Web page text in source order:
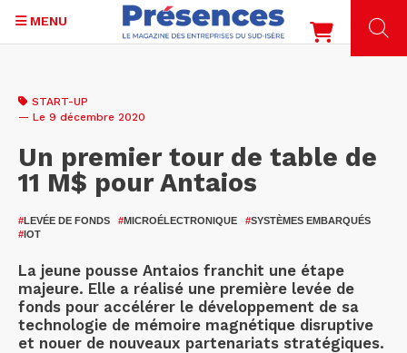
contenu
MENU
START-UP
— Le 9 décembre 2020
Un premier tour de table de
11 M$ pour Antaios
#LEVÉE DE FONDS #MICROÉLECTRONIQUE #SYSTÈMES EMBARQUÉS
#IOT
La jeune pousse Antaios franchit une étape
majeure. Elle a réalisé une première levée de
fonds pour accélérer le développement de sa
technologie de mémoire magnétique disruptive
et nouer de nouveaux partenariats stratégiques.